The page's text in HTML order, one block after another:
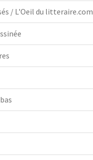
/ L'Oeil du litteraire.com